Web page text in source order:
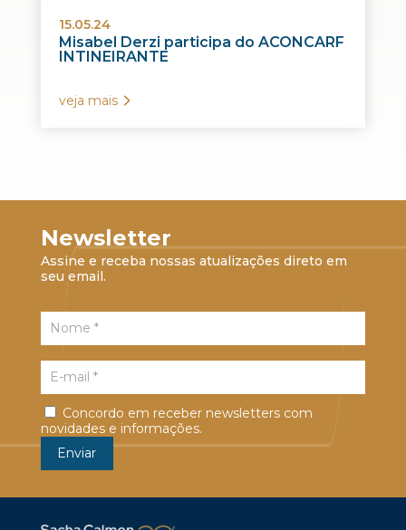
15.05.24
Misabel Derzi participa do ACONCARF
INTINEIRANTE
veja mais
Newsletter
Assine e receba nossas atualizações direto em
seu email.
Concordo em receber newsletters com
novidades e informações.